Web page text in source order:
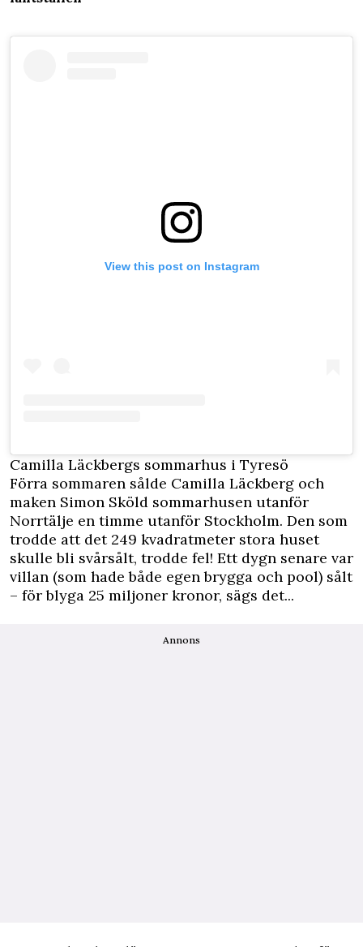
View this post on Instagram
Camilla Läckbergs sommarhus i Tyresö
Förra sommaren sålde Camilla Läckberg och
maken Simon Sköld sommarhusen utanför
Norrtälje en timme utanför Stockholm. Den som
trodde att det 249 kvadratmeter stora huset
skulle bli svårsålt, trodde fel! Ett dygn senare var
villan (som hade både egen brygga och pool) sålt
– för blyga 25 miljoner kronor, sägs det...
Annons